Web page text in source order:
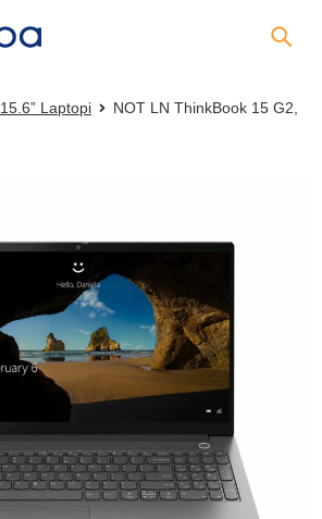
15.6” Laptopi
NOT LN ThinkBook 15 G2,